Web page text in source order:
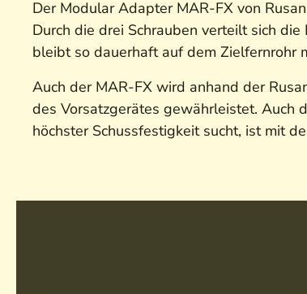
Der Modular Adapter MAR-FX von
Durch die drei Schrauben verteilt sich
bleibt so dauerhaft auf dem Zielfernrohr
Auch der MAR-FX wird anhand der
des Vorsatzgerätes gewährleistet. Auch
höchster Schussfestigkeit sucht, ist mit